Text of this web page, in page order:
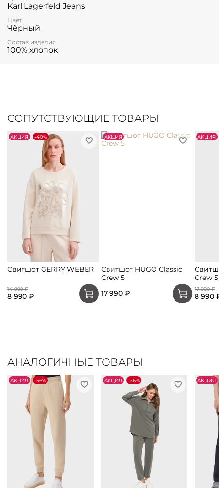
Karl Lagerfeld Jeans
Цвет
Чёрный
Состав изделия
100% хлопок
СОПУТСТВУЮЩИЕ ТОВАРЫ
АKЦИЯ -40%
Свитшот GERRY WEBER
14 990 ₽
8 990 ₽
АKЦИЯ
Свитшот HUGO Classic
Crew 5
17 990 ₽
АKЦИЯ
Crew 5
17 990 ₽
8 990
АНАЛОГИЧНЫЕ ТОВАРЫ
АKЦИЯ -56% АKЦИЯ -56% АKЦИЯ